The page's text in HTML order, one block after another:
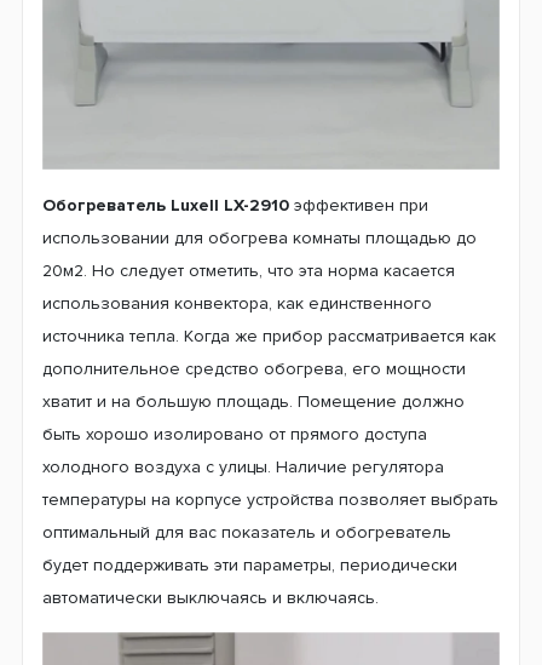
Обогреватель Luxell LX-2910 эффективен при
использовании для обогрева комнаты площадью до
20м2. Но следует отметить, что эта норма касается
использования конвектора, как единственного
источника тепла. Когда же прибор рассматривается как
дополнительное средство обогрева, его мощности
хватит и на большую площадь. Помещение должно
быть хорошо изолировано от прямого доступа
холодного воздуха с улицы. Наличие регулятора
температуры на корпусе устройства позволяет выбрать
оптимальный для вас показатель и обогреватель
будет поддерживать эти параметры, периодически
автоматически выключаясь и включаясь.